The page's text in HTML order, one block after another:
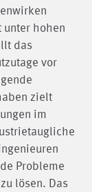
hohen
das
vor
zielt
im
Probleme
lösen. Das